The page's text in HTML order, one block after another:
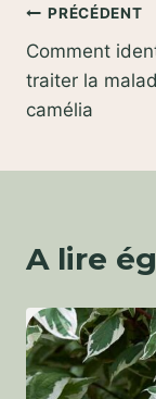
de
l’article
PRÉCÉDENT
Comment
traiter la
camélia
A lire